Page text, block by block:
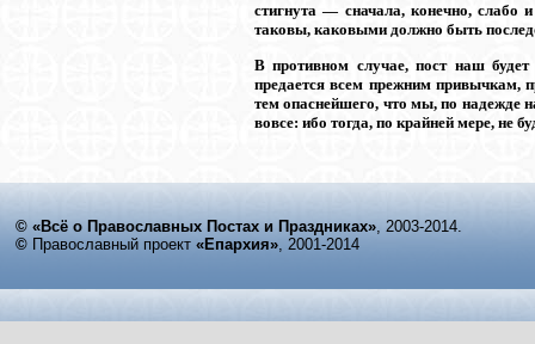
стигнута — сначала, конечно, слабо
таковы, каковыми должно быть
В противном случае, пост наш будет
предается всем прежним привычкам,
тем опаснейшего, что мы, по надежде
вовсе: ибо тогда, по крайней мере, не
© «Всё о Православных Постах и Праздниках», 2003-2014.
© Православный проект «Епархия», 2001-2014